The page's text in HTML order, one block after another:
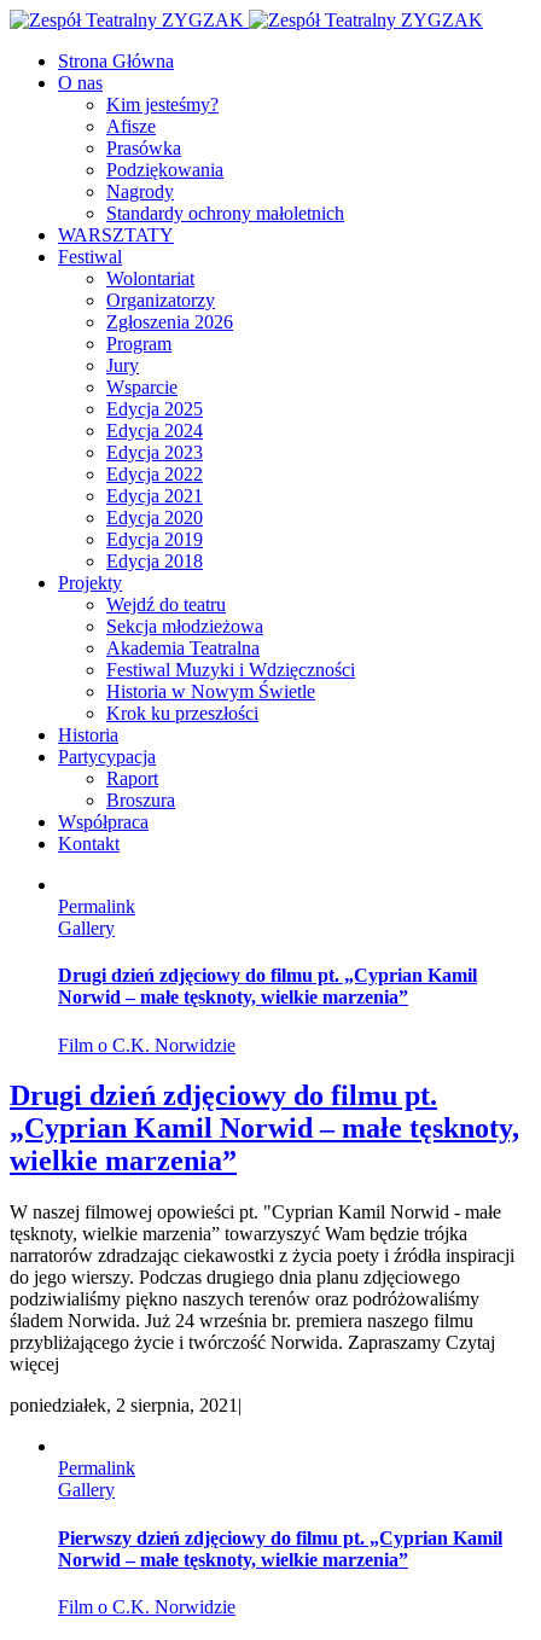
Facebook
Youtube
Strona Główna
O nas
Kim jesteśmy?
Afisze
Prasówka
Podziękowania
Nagrody
Standardy ochrony małoletnich
WARSZTATY
Festiwal
Wolontariat
Organizatorzy
Zgłoszenia 2026
Program
Jury
Wsparcie
Edycja 2025
Edycja 2024
Edycja 2023
Edycja 2022
Edycja 2021
Edycja 2020
Edycja 2019
Edycja 2018
Projekty
Wejdź do teatru
Sekcja młodzieżowa
Akademia Teatralna
Festiwal Muzyki i Wdzięczności
Historia w Nowym Świetle
Krok ku przeszłości
Historia
Partycypacja
Raport
Broszura
Współpraca
Kontakt
Permalink
Gallery
Drugi dzień zdjęciowy do filmu pt. „Cyprian Kamil
Norwid – małe tęsknoty, wielkie marzenia”
Film o C.K. Norwidzie
Drugi dzień zdjęciowy do filmu pt.
„Cyprian Kamil Norwid – małe tęsknoty,
wielkie marzenia”
W naszej filmowej opowieści pt. "Cyprian Kamil Norwid - małe
tęsknoty, wielkie marzenia” towarzyszyć Wam będzie trójka
narratorów zdradzając ciekawostki z życia poety i źródła inspiracji
do jego wierszy. Podczas drugiego dnia planu zdjęciowego
podziwialiśmy piękno naszych terenów oraz podróżowaliśmy
śladem Norwida. Już 24 września br. premiera naszego filmu
przybliżającego życie i twórczość Norwida. Zapraszamy Czytaj
więcej
poniedziałek, 2 sierpnia, 2021 |
Permalink
Gallery
Pierwszy dzień zdjęciowy do filmu pt. „Cyprian Kamil
Norwid – małe tęsknoty, wielkie marzenia”
Film o C.K. Norwidzie